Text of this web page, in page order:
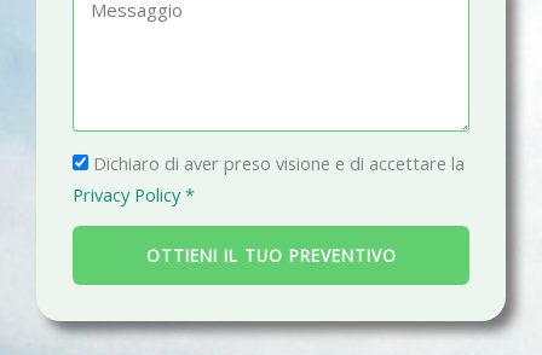
a
g
g
i
P
r
i
a
c
Dichiaro di aver preso visione e di accettare la
Privacy Policy *
OTTIENI IL TUO PREVENTIVO